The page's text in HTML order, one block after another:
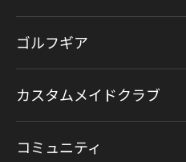
ゴルフギア
カスタムメイドクラブ
コミュニティ